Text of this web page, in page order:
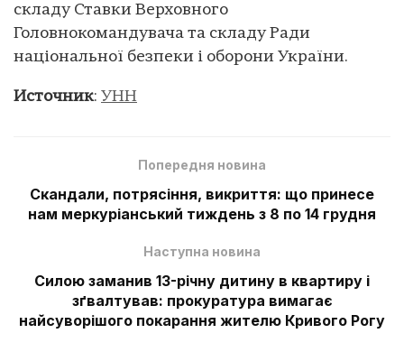
складу Ставки Верховного
Головнокомандувача та складу Ради
національної безпеки і оборони України.
Источник: УНН
Попередня новина
Скандали, потрясіння, викриття: що принесе
нам меркуріанський тиждень з 8 по 14 грудня
Наступна новина
Силою заманив 13-річну дитину в квартиру і
зґвалтував: прокуратура вимагає
найсуворішого покарання жителю Кривого Рогу